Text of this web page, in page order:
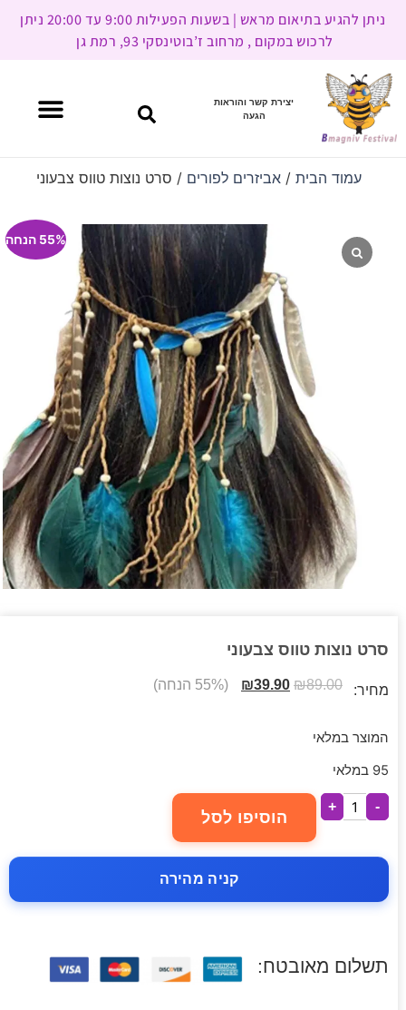
ניתן להגיע בתיאום מראש | בשעות הפעילות 9:00 עד 20:00 ניתן
לרכוש במקום , מרחוב ז’בוטינסקי 93, רמת גן
יצירת קשר והוראות
הגעה
עמוד הבית/ אביזרים לפורים / סרט נוצות טווס צבעוני
55% הנחה
סרט נוצות טווס צבעוני
מחיר: ₪89.00
₪39.90 (55% הנחה)
המוצר במלאי
95 במלאי
-
+
הוסיפו לסל
קניה מהירה
תשלום מאובטח: